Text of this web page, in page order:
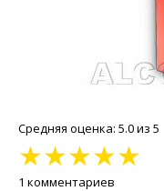
Средняя оценка: 5.0 из 5
★★★★★
1 комментариев